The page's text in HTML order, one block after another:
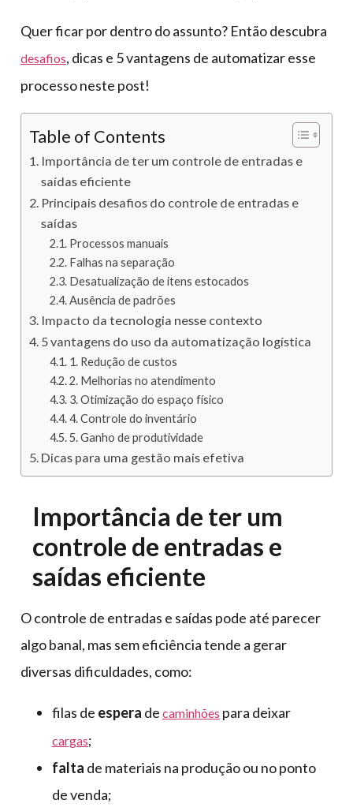
Quer ficar por dentro do assunto? Então descubra
desafios, dicas e 5 vantagens de automatizar esse
processo neste post!
Table of Contents
Importância de ter um controle de entradas e
saídas eficiente
Principais desafios do controle de entradas e
saídas
Processos manuais
Falhas na separação
Desatualização de itens estocados
Ausência de padrões
Impacto da tecnologia nesse contexto
5 vantagens do uso da automatização logística
1. Redução de custos
2. Melhorias no atendimento
3. Otimização do espaço físico
4. Controle do inventário
5. Ganho de produtividade
Dicas para uma gestão mais efetiva
Importância de ter um
controle de entradas e
saídas eficiente
O controle de entradas e saídas pode até parecer
algo banal, mas sem eficiência tende a gerar
diversas dificuldades, como:
filas de espera de caminhões para deixar
cargas;
falta de materiais na produção ou no ponto
de venda;